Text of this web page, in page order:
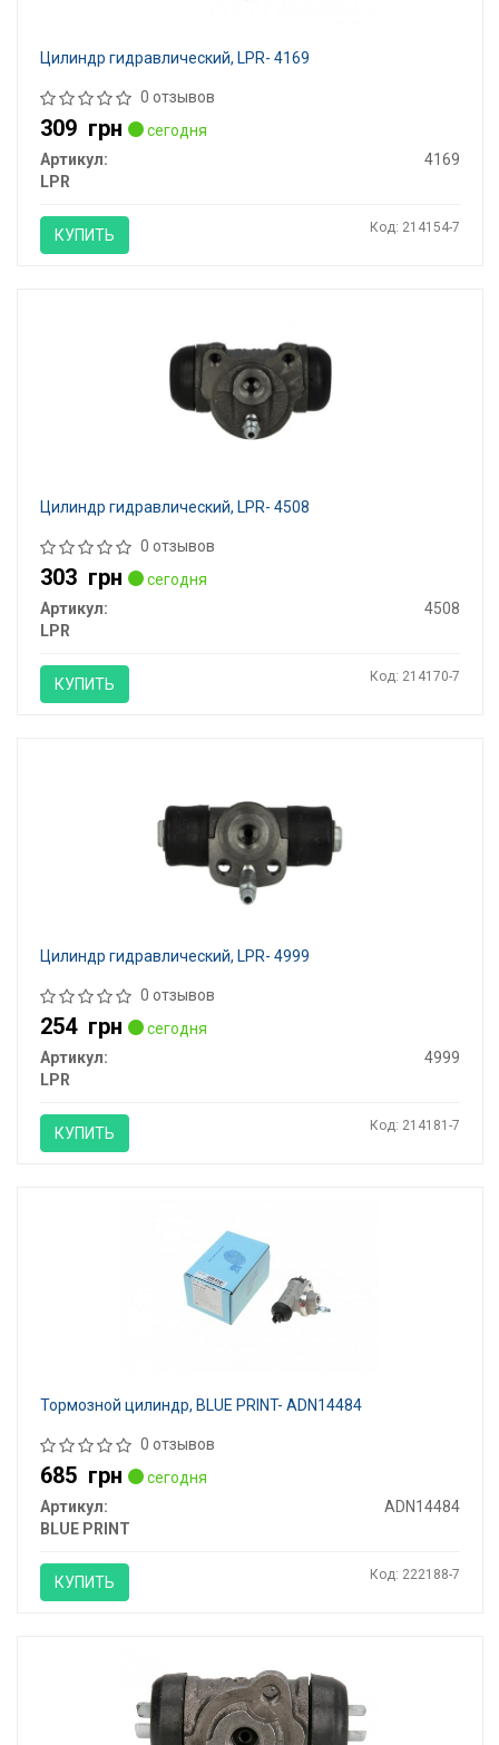
Цилиндр гидравлический, LPR- 4169
0 отзывов
309 грн
сегодня
Артикул:
4169
LPR
КУПИТЬ Код: 214154-7
Цилиндр гидравлический, LPR- 4508
0 отзывов
303 грн
сегодня
Артикул:
4508
LPR
КУПИТЬ Код: 214170-7
Цилиндр гидравлический, LPR- 4999
0 отзывов
254 грн
сегодня
Артикул:
4999
LPR
КУПИТЬ Код: 214181-7
Тормозной цилиндр, BLUE PRINT- ADN14484
0 отзывов
685 грн
сегодня
Артикул:
ADN14484
BLUE PRINT
КУПИТЬ Код: 222188-7